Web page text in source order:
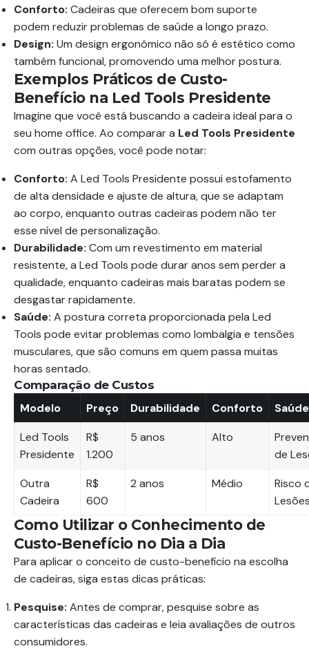
Conforto: Cadeiras que oferecem bom suporte
podem reduzir problemas de saúde a longo prazo.
Design: Um design ergonômico não só é estético como
também funcional, promovendo uma melhor postura.
Exemplos Práticos de Custo-
Benefício na Led Tools Presidente
Imagine que você está buscando a cadeira ideal para o
seu home office. Ao comparar a Led Tools Presidente
com outras opções, você pode notar:
Conforto: A Led Tools Presidente possui estofamento
de alta densidade e ajuste de altura, que se adaptam
ao corpo, enquanto outras cadeiras podem não ter
esse nível de personalização.
Durabilidade: Com um revestimento em material
resistente, a Led Tools pode durar anos sem perder a
qualidade, enquanto cadeiras mais baratas podem se
desgastar rapidamente.
Saúde: A postura correta proporcionada pela Led
Tools pode evitar problemas como lombalgia e tensões
musculares, que são comuns em quem passa muitas
horas sentado.
Comparação de Custos
Modelo Preço Durabilidade Conforto
Saúde
Led Tools
Presidente
R$
1.200
5 anos Alto
de
Outra
Cadeira
R$
600
2 anos Médio
Risco
Como Utilizar o Conhecimento de
Custo-Benefício no Dia a Dia
Para aplicar o conceito de custo-benefício na escolha
de cadeiras, siga estas dicas práticas:
Pesquise: Antes de comprar, pesquise sobre as
características das cadeiras e leia avaliações de outros
consumidores.